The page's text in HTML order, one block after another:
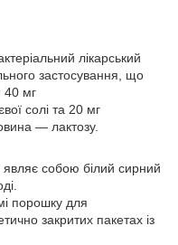
лікарський
застосування, що
40 мг
солі та 20 мг
— лактозу.
собою білий сирний
порошку для
закритих пакетах із